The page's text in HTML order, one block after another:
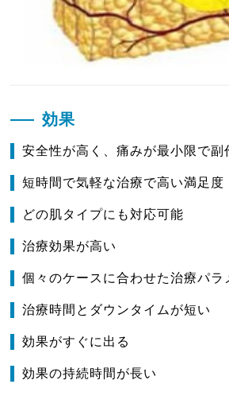
効果
安全性が高く、痛みが最小限で副
短時間で気軽な治療で高い満足度
どの肌タイプにも対応可能
治療効果が高い
個々のケースに合わせた治療パラ
治療時間とダウンタイムが短い
効果がすぐに出る
効果の持続時間が長い